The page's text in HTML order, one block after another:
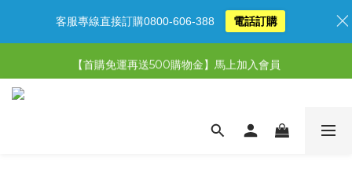
【限時特惠】全館滿1,000送500購物金！
【限時特惠】超值5選3，最高現省1,770元
【首購免運再送500購物金】馬上加入會員
客服專線直接訂購0800-606-388 電話訂購